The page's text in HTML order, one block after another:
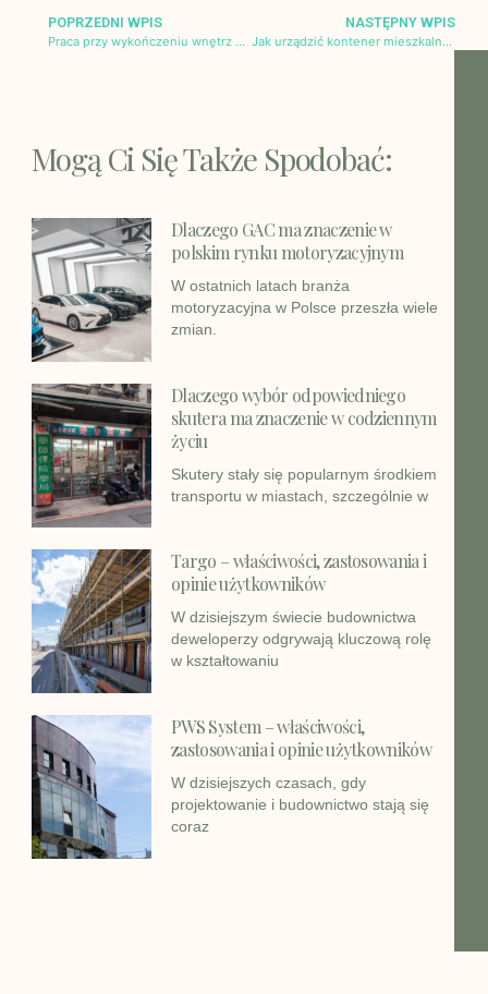
POPRZEDNI WPIS
Praca przy wykończeniu wnętrz – jak znaleźć zatrudnienie w Holandii?
NASTĘPNY WPIS
Jak urządzić kontener mieszkalny, by czuć się w nim jak w domu?
Mogą Ci Się Także Spodobać:
Dlaczego GAC ma znaczenie w
polskim rynku motoryzacyjnym
W ostatnich latach branża
motoryzacyjna w Polsce przeszła wiele
zmian.
Dlaczego wybór odpowiedniego
skutera ma znaczenie w codziennym
życiu
Skutery stały się popularnym środkiem
transportu w miastach, szczególnie w
Targo – właściwości, zastosowania i
opinie użytkowników
W dzisiejszym świecie budownictwa
deweloperzy odgrywają kluczową rolę
w kształtowaniu
PWS System – właściwości,
zastosowania i opinie użytkowników
W dzisiejszych czasach, gdy
projektowanie i budownictwo stają się
coraz